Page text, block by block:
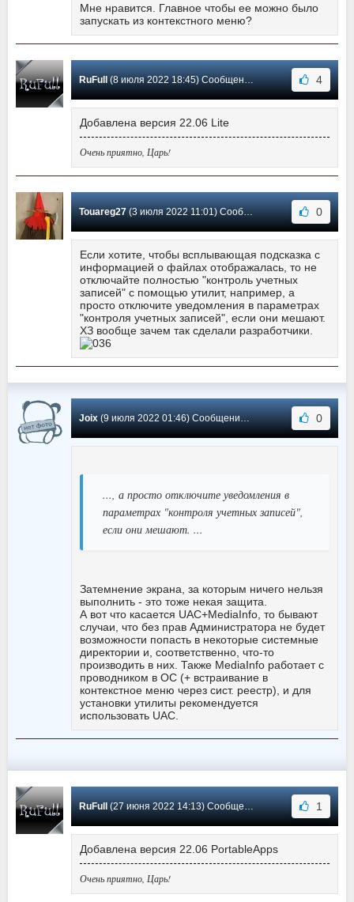
Мне нравится. Главное чтобы ее можно было
запускать из контекстного меню?
RuFull (8 июля 2022 18:45) Сообщение #397 4
Добавлена версия 22.06 Lite
Очень приятно, Царь!
Touareg27(3 июля 2022 11:01) Сообщение #396 0
Если хотите, чтобы всплывающая подсказка с
информацией о файлах отображалась, то не
отключайте полностью "контроль учетных
записей" с помощью утилит, например, а
просто отключите уведомления в параметрах
"контроля учетных записей", если они мешают.
ХЗ вообще зачем так сделали разработчики.
Joix(9 июля 2022 01:46) Сообщение #395 0
..., а просто отключите уведомления в
параметрах "контроля учетных записей",
если они мешают. ...
Затемнение экрана, за которым ничего нельзя
выполнить - это тоже некая защита.
А вот что касается UAC+MediaInfo, то бывают
случаи, что без прав Администратора не будет
возможности попасть в некоторые системные
директории и, соответственно, что-то
производить в них. Также MediaInfo работает с
проводником в ОС (+ встраивание в
контекстное меню через сист. реестр), и для
установки утилиты рекомендуется
использовать UAC.
RuFull (27 июня 2022 14:13) Сообщение #394 1
Добавлена версия 22.06 PortableApps
Очень приятно, Царь!